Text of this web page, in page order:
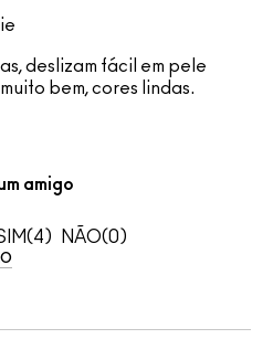
deslizam fácil em pele
bem, cores lindas.
amigo
4 0